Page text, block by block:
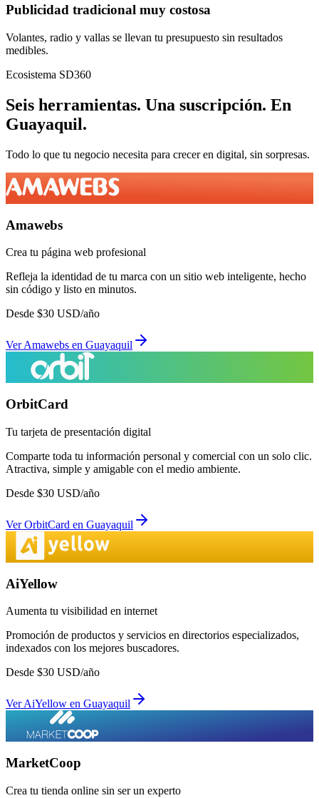
Publicidad tradicional muy costosa
Volantes, radio y vallas se llevan tu presupuesto sin resultados
medibles.
Ecosistema SD360
Seis herramientas. Una suscripción. En
Guayaquil.
Todo lo que tu negocio necesita para crecer en digital, sin sorpresas.
Amawebs
Crea tu página web profesional
Refleja la identidad de tu marca con un sitio web inteligente, hecho
sin código y listo en minutos.
Desde $30 USD/año
VerAmawebs en Guayaquil
OrbitCard
Tu tarjeta de presentación digital
Comparte toda tu información personal y comercial con un solo clic.
Atractiva, simple y amigable con el medio ambiente.
Desde $30 USD/año
VerOrbitCard en Guayaquil
AiYellow
Aumenta tu visibilidad en internet
Promoción de productos y servicios en directorios especializados,
indexados con los mejores buscadores.
Desde $30 USD/año
VerAiYellow en Guayaquil
MarketCoop
Crea tu tienda online sin ser un experto